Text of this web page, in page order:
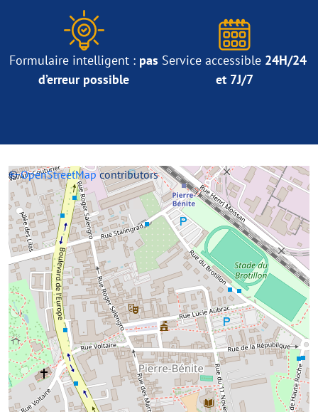
Formulaire intelligent : pas
d’erreur possible
Service accessible 24H/24
et 7J/7
+−
©OpenStreetMapcontributors